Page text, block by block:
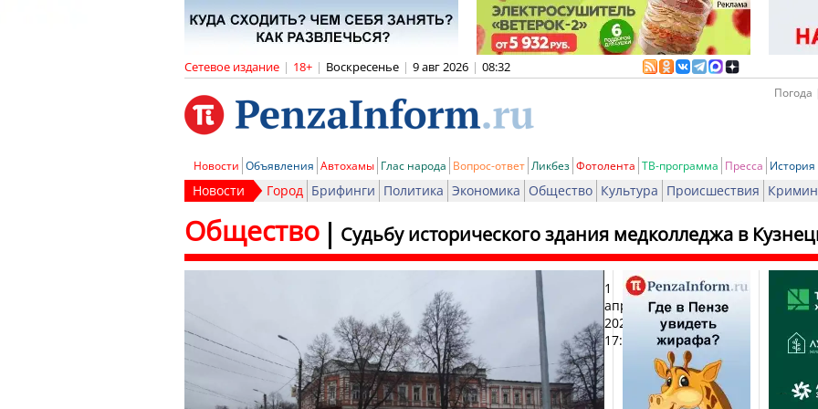
Сетевое издание | 18+ | Воскресенье | 9 авг 2026 | 08:32
Новости Объявления Автохамы Глас народа Вопрос-ответ Ликбез Фотолента ТВ-программа Пресса История
Новости Город Брифинги Политика Экономика Общество Культура Происшествия
Судьбу исторического здания медколледжа в
Общество
1
апреля
2024,
17:14